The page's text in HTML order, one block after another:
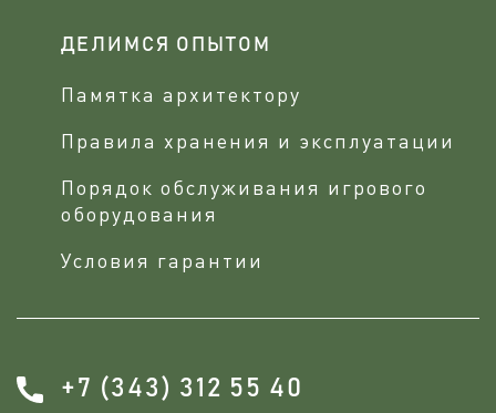
ДЕЛИМСЯ ОПЫТОМ
Памятка архитектору
Правила хранения и эксплуатации
Порядок обслуживания игрового
оборудования
Условия гарантии
+7 (343) 312 55 40